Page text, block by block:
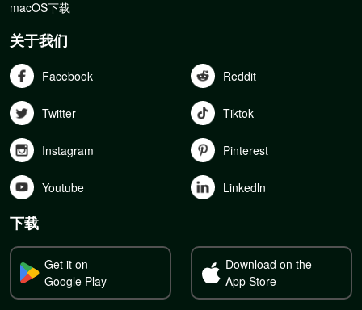
macOS下载
关于我们
Facebook Reddit
Twitter Tiktok
Instagram Pinterest
Youtube Linkedln
下载
Get it on
Google Play
Download on the
App Store